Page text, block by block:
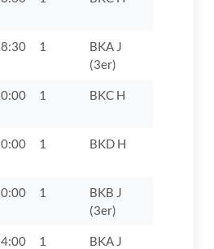
1
BKA J
(3er)
1 BKC H
1 BKD H
1
BKB J
(3er)
1
BKA J